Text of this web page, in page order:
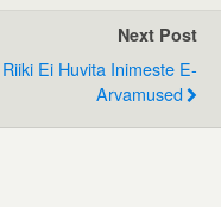
Next Post
Riiki Ei Huvita Inimeste E-
Arvamused